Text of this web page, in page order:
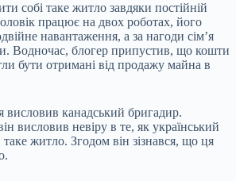
собі таке житло завдяки постійній
працює на двох роботах, його
навантаження, а за нагоди сім’я
Водночас, блогер припустив, що кошти
бути отримані від продажу майна в
висловив канадський бригадир.
висловив невіру в те, як український
таке житло. Згодом він зізнався, що ця